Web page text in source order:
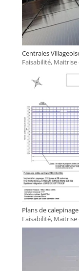
Centrales
Faisabilité,
Plans de
Faisabilité,